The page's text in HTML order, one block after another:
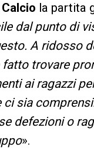
la partita
dal punto di
A ridosso
trovare
ai ragazzi
ci sia
defezioni o
».